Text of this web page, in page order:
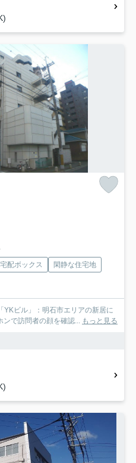
宅配ボックス
閑静な住宅地
YKビル」：明石市エリアの新居に
ンで訪問者の顔を確認... もっと見る